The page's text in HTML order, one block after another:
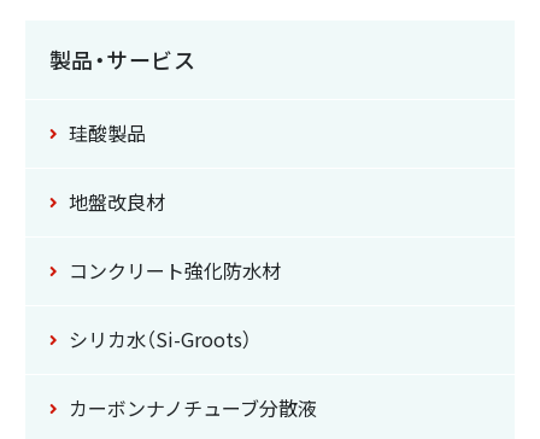
製品・サービス
珪酸製品
地盤改良材
コンクリート強化防水材
シリカ水（Si-Groots）
カーボンナノチューブ分散液